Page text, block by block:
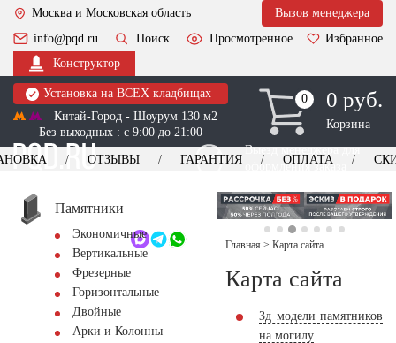
Москва и Московская область
Вызов менеджера
info@pqd.ru
Поиск Просмотренное
Избранное
Конструктор
Установка на ВСЕХ кладбищах
Китай-Город - Шоурум 130 м2
Без выходных : с 9:00 до 21:00
0
0 0 руб.
Корзина
Выезд менеджера для
оформления заказа
+7 (495) 518-44-23
Обратный звонок
ОТЗЫВЫ ГАРАНТИЯ ОПЛАТА
Памятники
Экономичные
Вертикальные
Фрезерные
Горизонтальные
Двойные
Арки и Колонны
Главная > Карта сайта
Карта сайта
3д модели памятников
на могилу